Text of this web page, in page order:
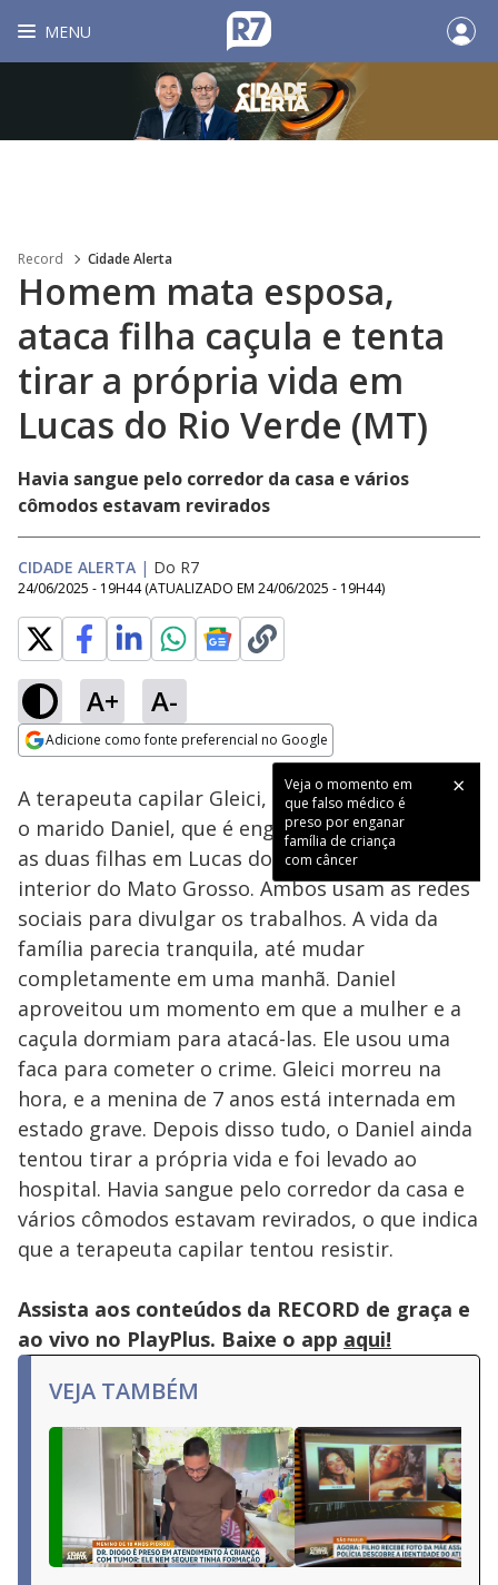
MENU
Record Cidade Alerta
Homem mata esposa,
ataca filha caçula e tenta
tirar a própria vida em
Lucas do Rio Verde (MT)
Havia sangue pelo corredor da casa e vários
cômodos estavam revirados
CIDADE ALERTA | Do R7
24/06/2025 - 19H44 (ATUALIZADO EM 24/06/2025 - 19H44)
A+ A-
Adicione como fonte preferencial no Google
Veja o momento em
que falso médico é
preso por enganar
família de criança
com câncer
Ativar
Loaded
14.28%
A terapeuta capilar Gleici, de 42 anos, vive com
o marido Daniel, que é engenheiro agrônomo, e
as duas filhas em Lucas do Rio Verde, no
interior do Mato Grosso. Ambos usam as redes
sociais para divulgar os trabalhos. A vida da
família parecia tranquila, até mudar
completamente em uma manhã. Daniel
aproveitou um momento em que a mulher e a
caçula dormiam para atacá-las. Ele usou uma
faca para cometer o crime. Gleici morreu na
hora, e a menina de 7 anos está internada em
estado grave. Depois disso tudo, o Daniel ainda
tentou tirar a própria vida e foi levado ao
hospital. Havia sangue pelo corredor da casa e
vários cômodos estavam revirados, o que indica
que a terapeuta capilar tentou resistir.
Assista aos conteúdos da RECORD de graça e
ao vivo no PlayPlus. Baixe o app aqui!
VEJA TAMBÉM